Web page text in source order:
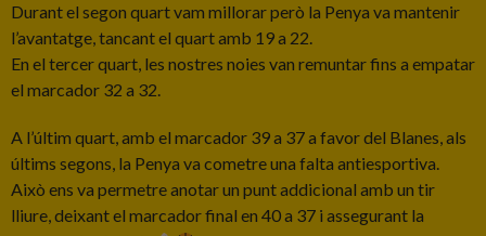
Durant el segon quart vam millorar però la Penya va mantenir
l’avantatge, tancant el quart amb 19 a 22.
En el tercer quart, les nostres noies van remuntar fins a empatar
el marcador 32 a 32.
A l’últim quart, amb el marcador 39 a 37 a favor del Blanes, als
últims segons, la Penya va cometre una falta antiesportiva.
Això ens va permetre anotar un punt addicional amb un tir
lliure, deixant el marcador final en 40 a 37 i assegurant la